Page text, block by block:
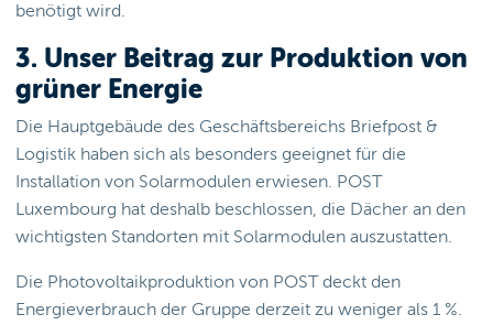
benötigt wird.
3. Unser Beitrag zur Produktion von
grüner Energie
Die Hauptgebäude des Geschäftsbereichs Briefpost &
Logistik haben sich als besonders geeignet für die
Installation von Solarmodulen erwiesen. POST
Luxembourg hat deshalb beschlossen, die Dächer an den
wichtigsten Standorten mit Solarmodulen auszustatten.
Die Photovoltaikproduktion von POST deckt den
Energieverbrauch der Gruppe derzeit zu weniger als 1 %.